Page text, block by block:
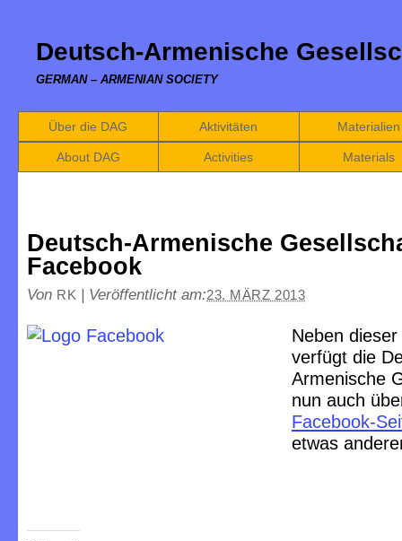
Deutsch-Armenische
GERMAN – ARMENIAN SOCIETY
Über die DAG Aktivitäten Materialien
About DAG Activities Materials
Deutsch-Armenische
Facebook
Von RK | Veröffentlicht am:23. MÄRZ 2013
Neben
verfügt die
Armenische
nun auch
Facebook-
etwas